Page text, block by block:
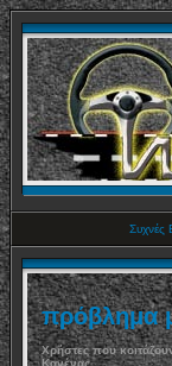
Συχνές
πρόβλημα
Χρήστες που
Κανένας